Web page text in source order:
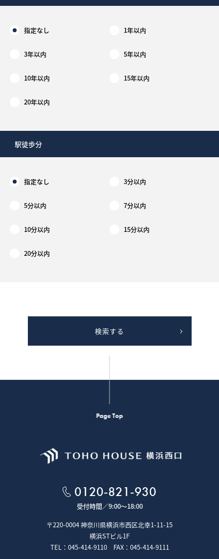
指定なし 1年以内
3年以内 5年以内
10年以内 15年以内
20年以内
駅徒歩分
指定なし 3分以内
5分以内 7分以内
10分以内 15分以内
20分以内
検索する
Page Top
0120-821-930
受付時間／9:00～18:00
〒220-0004 神奈川県横浜市西区北幸1-11-15
横浜STビル1F
TEL：045-414-9110 FAX：045-414-9111